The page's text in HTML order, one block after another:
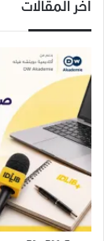
أخر المقالات